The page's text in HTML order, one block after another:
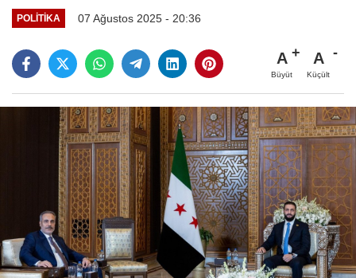
POLITIKA 07 Ağustos 2025 - 20:36
A
Büyüt
A
Küçült